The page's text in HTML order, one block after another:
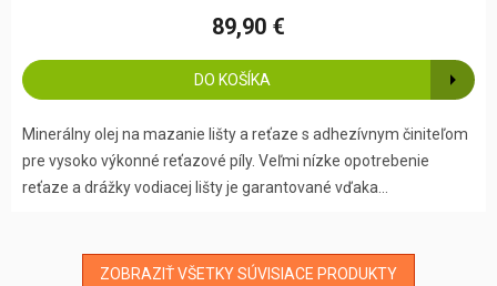
89,90 €
DO KOŠÍKA
Minerálny olej na mazanie lišty a reťaze s adhezívnym činiteľom
pre vysoko výkonné reťazové píly. Veľmi nízke opotrebenie
reťaze a drážky vodiacej lišty je garantované vďaka...
ZOBRAZIŤ VŠETKY SÚVISIACE PRODUKTY